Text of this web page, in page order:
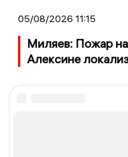
05/08/2026 11:15
Миляев: Пожар
Алексине